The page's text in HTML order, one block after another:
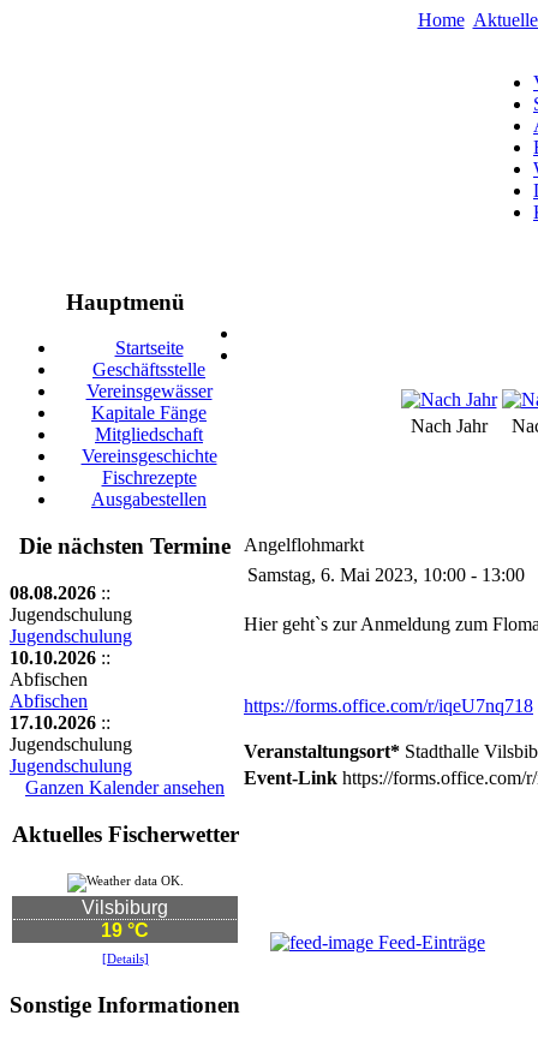
Home
Hauptmenü
Startseite
Geschäftsstelle
Vereinsgewässer
Kapitale Fänge
Mitgliedschaft
Vereinsgeschichte
Fischrezepte
Ausgabestellen
Die nächsten Termine
08.08.2026 ::
Jugendschulung
Jugendschulung
10.10.2026 ::
Abfischen
Abfischen
17.10.2026 ::
Jugendschulung
Jugendschulung
Ganzen Kalender ansehen
Aktuelles Fischerwetter
Vilsbiburg
19 °C
[Details]
Sonstige Informationen
Nach Jahr
Angelflohmarkt
Samstag, 6. Mai 2023, 10:00 - 13:00
Hier geht`s zur Anmeldung zum
https://forms.office.com/r/iqeU7nq718
Veranstaltungsort* Stadthalle
Event-Link https://forms.office.com/
Feed-Einträge